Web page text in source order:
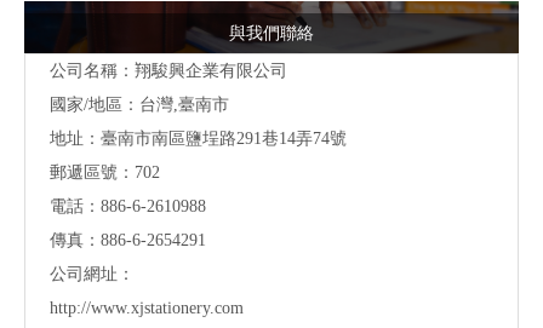
與我們聯絡
公司名稱：翔駿興企業有限公司
國家/地區：台灣,臺南市
地址： 臺南市南區鹽埕路291巷14弄74號
郵遞區號：702
電話：886-6-2610988
傳真：886-6-2654291
公司網址：
http://www.xjstationery.com